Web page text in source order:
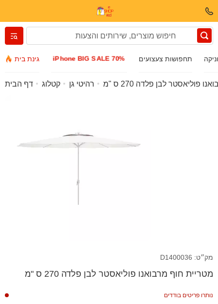
גינת בית iPhone BIG SALE 70% תחפושות צעצועים
Вернуться назад
דף הבית קטלוג רהיטי גן פוליאסטר לבן פלדה 270 ס "מ
מק״ט: D1400036
מטריית חוף מרבואנו פוליאסטר לבן פלדה 270 ס "מ
נותרו פריטים בודדים